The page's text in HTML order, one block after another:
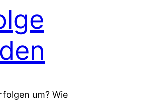
um? Wie